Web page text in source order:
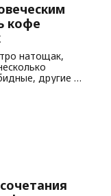
кофе
натощак,
другие со
Давай